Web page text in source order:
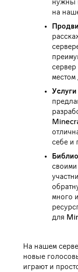
нужны
на
себе и
много
для
На нашем
новые
играют и